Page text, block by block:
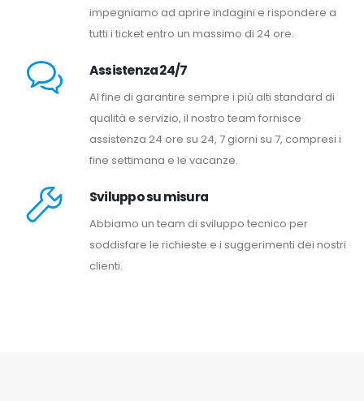
impegniamo ad aprire indagini e rispondere a
tutti i ticket entro un massimo di 24 ore.
Assistenza 24/7
Al fine di garantire sempre i più alti standard di
qualità e servizio, il nostro team fornisce
assistenza 24 ore su 24, 7 giorni su 7, compresi i
fine settimana e le vacanze.
Sviluppo su misura
Abbiamo un team di sviluppo tecnico per
soddisfare le richieste e i suggerimenti dei nostri
clienti.